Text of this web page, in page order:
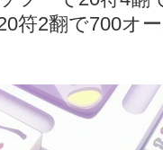
符2翻で700オ